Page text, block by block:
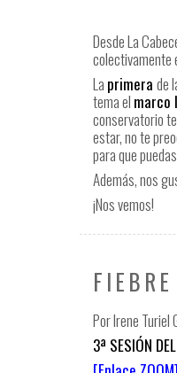
Desde La
colectivamente
La primera de
tema el marco
conservatorio
estar, no te
para que
Además, nos
¡Nos vemos!
Por Irene Turiel
3ª SESIÓN